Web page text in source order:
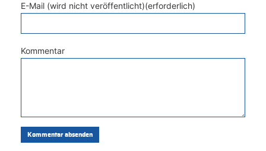
E-Mail (wird nicht veröffentlicht)(erforderlich)
Kommentar